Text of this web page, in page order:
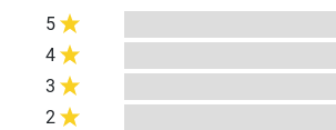
5
4
3
2